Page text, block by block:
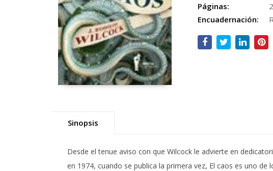
Páginas:
Encuadernación:
Sinopsis
Desde el tenue aviso con que Wilcock le advierte en
en 1974, cuando se publica la primera vez, El caos es uno